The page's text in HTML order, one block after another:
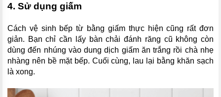
4. Sử dụng giấm
Cách vệ sinh bếp từ bằng giấm thực hiện cũng rất đơn
giản. Bạn chỉ cần lấy bàn chải đánh răng cũ không còn
dùng đến nhúng vào dung dịch giấm ăn trắng rồi chà nhẹ
nhàng nên bề mặt bếp. Cuối cùng, lau lại bằng khăn sạch
là xong.